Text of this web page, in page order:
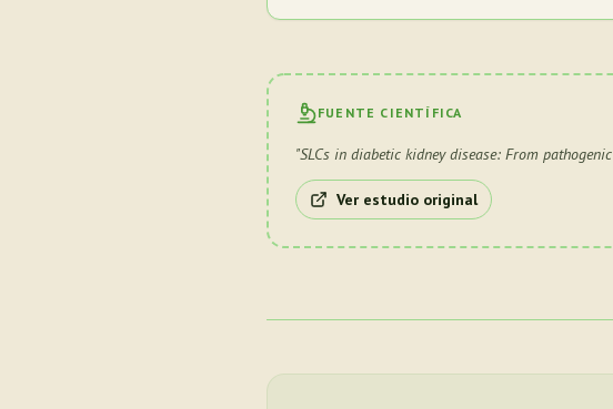
FUENTE CIENTÍFICA
"SLCs in diabetic kidney disease: From
Ver estudio original